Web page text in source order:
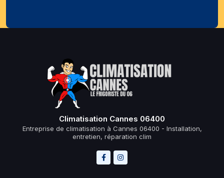
Climatisation Cannes 06400
Entreprise de climatisation à Cannes 06400 - Installation,
entretien, réparation clim